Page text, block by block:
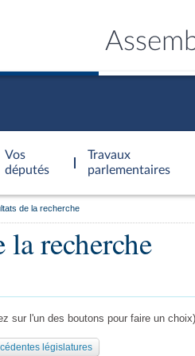
Vos
députés
Travaux
parlementaires
de la recherche
la recherche
sur l'un des boutons pour faire un choix)
législatures